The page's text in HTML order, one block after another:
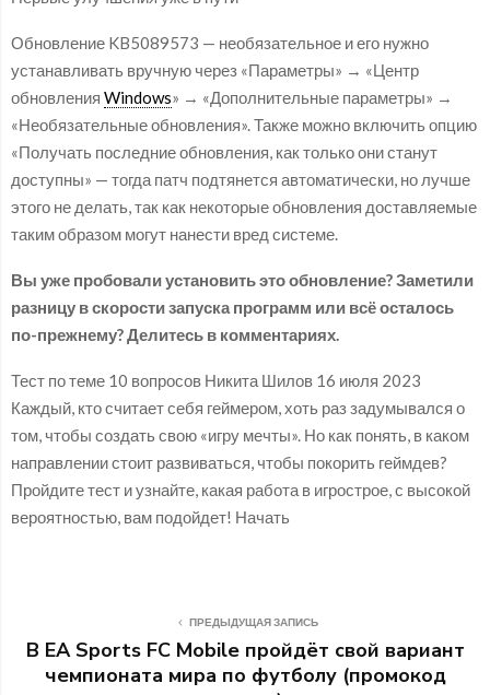
Обновление KB5089573 — необязательное и его нужно
устанавливать вручную через «Параметры» → «Центр
обновления Windows» → «Дополнительные параметры» →
«Необязательные обновления». Также можно включить опцию
«Получать последние обновления, как только они станут
доступны» — тогда патч подтянется автоматически, но лучше
этого не делать, так как некоторые обновления доставляемые
таким образом могут нанести вред системе.
Вы уже пробовали установить это обновление? Заметили
разницу в скорости запуска программ или всё осталось
по-прежнему? Делитесь в комментариях.
Тест по теме 10 вопросов Никита Шилов 16 июля 2023
Каждый, кто считает себя геймером, хоть раз задумывался о
том, чтобы создать свою «игру мечты». Но как понять, в каком
направлении стоит развиваться, чтобы покорить геймдев?
Пройдите тест и узнайте, какая работа в игрострое, с высокой
вероятностью, вам подойдет! Начать
ПРЕДЫДУЩАЯ ЗАПИСЬ
В EA Sports FC Mobile пройдёт свой вариант
чемпионата мира по футболу (промокод